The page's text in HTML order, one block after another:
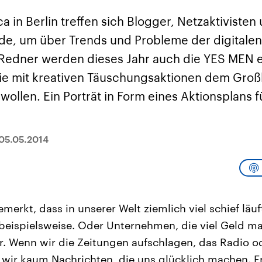
und
Staaten zu
der Erde, mit
Weltgeschehen.
palästinensischen
Terrororganisation
Hamas im Oktober 2023
Region wieder die
möchte die Hamas
zerstören. Diese wird wie
die Hisbollah im Libanon
Islamischen
Republik Iran – ist
von einem
Religionsführer
Osten. Eine
zu Israel und zu den
ist fest in der
Staatsideologie
in Berlin treffen sich Blogger, Netzaktivisten
um über Trends und Probleme der
werden dieses Jahr auch die YES MEN
mit kreativen Täuschungsaktionen dem
Ein Porträt in Form eines Aktionsplans
dass in unserer Welt ziemlich viel schief
Oder Unternehmen, die viel Geld
Wenn wir die Zeitungen aufschlagen, das Radio
kaum Nachrichten, die uns glücklich machen.